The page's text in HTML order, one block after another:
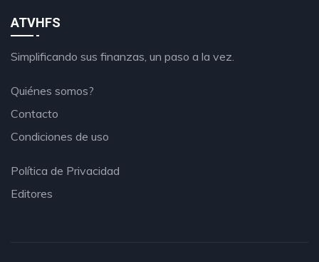
ATVHFS
Simplificando sus finanzas, un paso a la vez.
Quiénes somos?
Contacto
Condiciones de uso
Política de Privacidad
Editores